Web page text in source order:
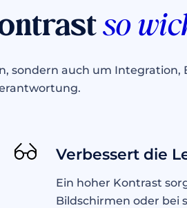
so
sondern auch um
Verbessert die
Ein hoher Kontrast
Bildschirmen oder bei